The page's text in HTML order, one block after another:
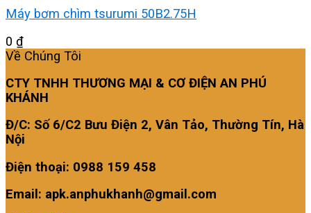
Máy bơm chìm tsurumi 50B2.75H
0 ₫
Về Chúng Tôi
CTY TNHH THƯƠNG MẠI & CƠ ĐIỆN AN PHÚ
KHÁNH
Đ/C: Số 6/C2 Bưu Điện 2, Vân Tảo, Thường Tín, Hà
Nội
Điện thoại: 0988 159 458
Email: apk.anphukhanh@gmail.com